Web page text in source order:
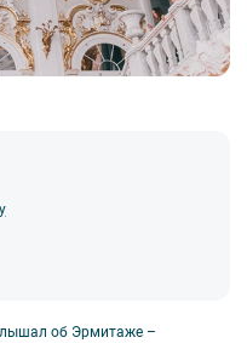
об Эрмитаже –